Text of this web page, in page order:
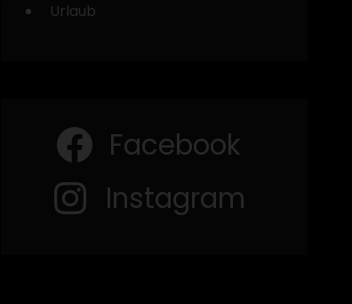
Urlaub
Facebook
Instagram